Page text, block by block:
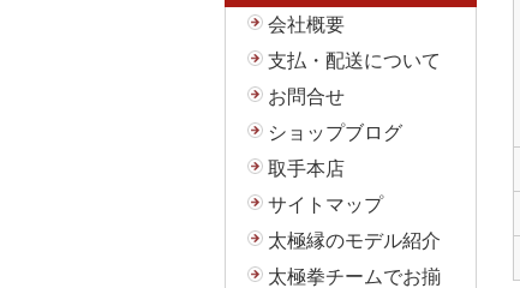
会社概要
支払・配送について
お問合せ
ショップブログ
取手本店
サイトマップ
太極縁のモデル紹介
太極拳チームでお揃